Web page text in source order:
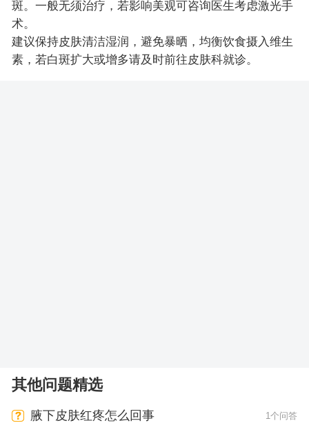
斑。一般无须治疗，若影响美观可咨询医生考虑激光手
术。
建议保持皮肤清洁湿润，避免暴晒，均衡饮食摄入维生
素，若白斑扩大或增多请及时前往皮肤科就诊。
其他问题精选
腋下皮肤红疼怎么回事 1个问答